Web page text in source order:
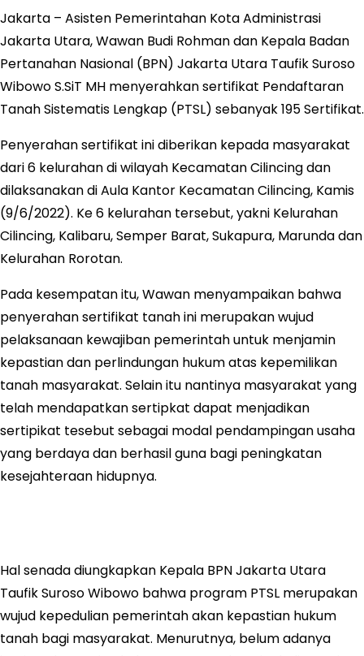
Jakarta – Asisten Pemerintahan Kota Administrasi
Jakarta Utara, Wawan Budi Rohman dan Kepala Badan
Pertanahan Nasional (BPN) Jakarta Utara Taufik Suroso
Wibowo S.SiT MH menyerahkan sertifikat Pendaftaran
Tanah Sistematis Lengkap (PTSL) sebanyak 195 Sertifikat.
Penyerahan sertifikat ini diberikan kepada masyarakat
dari 6 kelurahan di wilayah Kecamatan Cilincing dan
dilaksanakan di Aula Kantor Kecamatan Cilincing, Kamis
(9/6/2022). Ke 6 kelurahan tersebut, yakni Kelurahan
Cilincing, Kalibaru, Semper Barat, Sukapura, Marunda dan
Kelurahan Rorotan.
Pada kesempatan itu, Wawan menyampaikan bahwa
penyerahan sertifikat tanah ini merupakan wujud
pelaksanaan kewajiban pemerintah untuk menjamin
kepastian dan perlindungan hukum atas kepemilikan
tanah masyarakat. Selain itu nantinya masyarakat yang
telah mendapatkan sertipkat dapat menjadikan
sertipikat tesebut sebagai modal pendampingan usaha
yang berdaya dan berhasil guna bagi peningkatan
kesejahteraan hidupnya.
Hal senada diungkapkan Kepala BPN Jakarta Utara
Taufik Suroso Wibowo bahwa program PTSL merupakan
wujud kepedulian pemerintah akan kepastian hukum
tanah bagi masyarakat. Menurutnya, belum adanya